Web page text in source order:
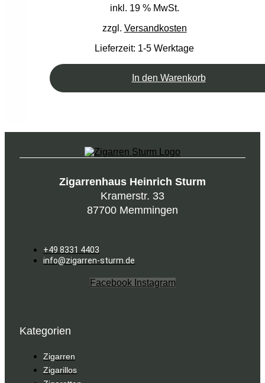
inkl. 19 % MwSt.
zzgl. Versandkosten
Lieferzeit: 1-5 Werktage
In den Warenkorb
Zigarrenhaus Heinrich Sturm
Kramerstr. 33
87700 Memmingen
+49 8331 4403
info@zigarren-sturm.de
Facebook Instagram
Kategorien
Zigarren
Zigarillos